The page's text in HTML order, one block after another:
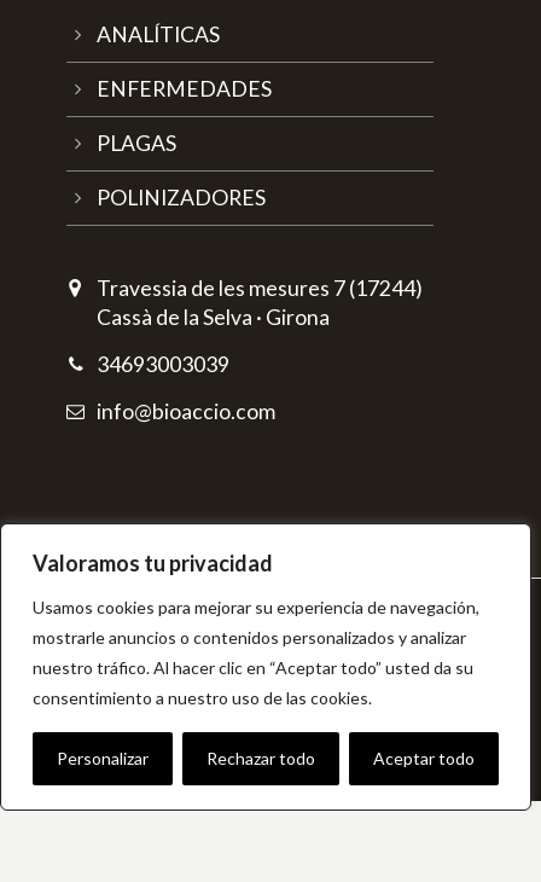
Valoramos tu privacidad
Usamos cookies para mejorar su experiencia de navegación,
mostrarle anuncios o contenidos personalizados y analizar
nuestro tráfico. Al hacer clic en “Aceptar todo” usted da su
consentimiento a nuestro uso de las cookies.
Personalizar Rechazar todo Aceptar todo
ANALÍTICAS
ENFERMEDADES
PLAGAS
POLINIZADORES
Travessia de les mesures 7 (17244)
Cassà de la Selva · Girona
34693003039
info@bioaccio.com
© BIOAcció
Aviso legal
Política de privacidad
Política de cookies
Términos y condiciones
Kit Digital